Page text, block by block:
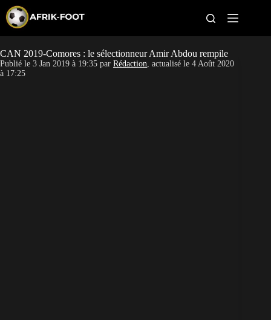
p
o
c
CAN féminine
CAN 2019-Comores : le sélectionneur Amir Abdou rempile
Publié le 3 Jan 2019 à 19:35 par Rédaction, actualisé le 4 Août 2020
à 17:25